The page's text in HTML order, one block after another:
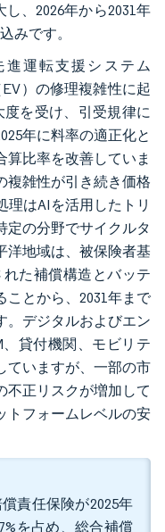
、2026年から2031年
みです。
運転支援システム
EV）の修理複雑性に起
を受け、引受規律に
年に料率の適正化と
比率を改善していま
複雑性が引き続き価格
理はAIを活用したトリ
定の分野でサイクルタ
洋地域は、被保険者基
た補償構造とバッテ
ことから、2031年まで
。デジタルおよびエン
貸付機関、モビリテ
ていますが、一部の市
不正リスクが増加して
トフォームレベルの安
責任保険が2025年
を占め、総合補償